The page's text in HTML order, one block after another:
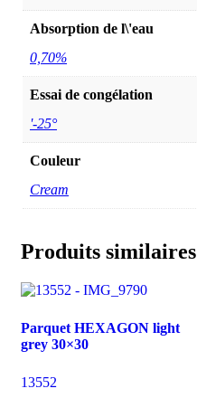
Absorption de l\'eau
0,70%
Essai de congélation
'-25°
Couleur
Cream
Produits similaires
Parquet HEXAGON light
grey 30×30
13552